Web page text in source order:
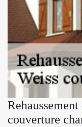
couverture